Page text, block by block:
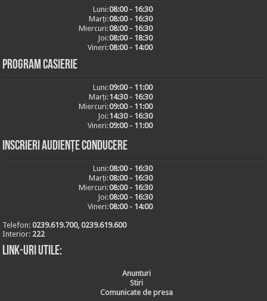
Luni:08:00 - 16:30
Marți:08:00 - 16:30
Miercuri:08:00 - 16:30
Joi:08:00 - 18:30
Vineri:08:00 - 14:00
Program casierie
Luni:09:00 - 11:00
Marți:14:30 - 16:30
Miercuri:09:00 - 11:00
Joi:14:30 - 16:30
Vineri:09:00 - 11:00
Inscrieri audiențe conducere
Luni:08:00 - 16:30
Marți:08:00 - 16:30
Miercuri:08:00 - 16:30
Joi:08:00 - 16:30
Vineri:08:00 - 14:00
Telefon:0239.619.700, 0239.619.600
Interior: 222
Link-uri utile:
Anunturi
Stiri
Comunicate de presa